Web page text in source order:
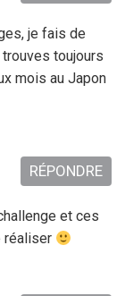
je fais de
toujours
mois au Japon
et ces
réaliser
RÉPONDRE